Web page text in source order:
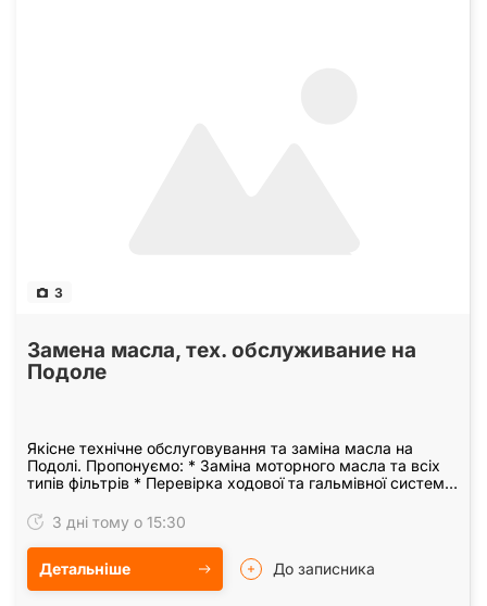
3
Замена масла, тех. обслуживание на
Подоле
Якісне технічне обслуговування та заміна масла на
Подолі. Пропонуємо: * Заміна моторного масла та всіх
типів фільтрів * Перевірка ходової та гальмівної системи
3 дні тому о 15:30
Детальніше До записника